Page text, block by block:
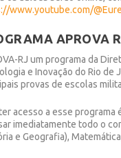
www.youtube.com/
APROVA
RJ um programa da
e Inovação do Rio
provas de escolas
acesso a esse
imediatamente todo o
e Geografia),